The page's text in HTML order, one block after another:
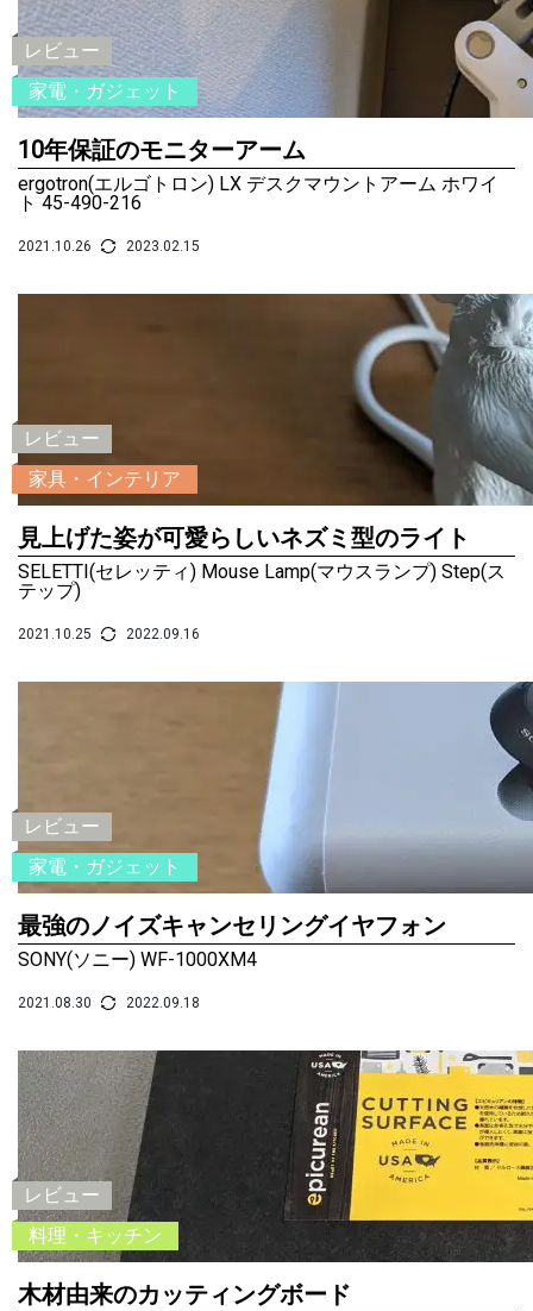
レビュー
家電・ガジェット
10年保証のモニターアーム
ergotron(エルゴトロン) LX デスクマウントアーム ホワイ
ト 45-490-216
2021.10.26 2023.02.15
レビュー
家具・インテリア
見上げた姿が可愛らしいネズミ型のライト
SELETTI(セレッティ) Mouse Lamp(マウスランプ) Step(ス
テップ)
2021.10.25 2022.09.16
レビュー
家電・ガジェット
最強のノイズキャンセリングイヤフォン
SONY(ソニー) WF-1000XM4
2021.08.30 2022.09.18
レビュー
料理・キッチン
木材由来のカッティングボード